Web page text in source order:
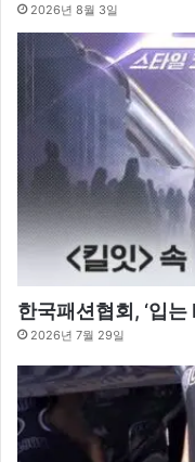
2026년 8월 3일
한국패션협회, ‘입
2026년 7월 29일